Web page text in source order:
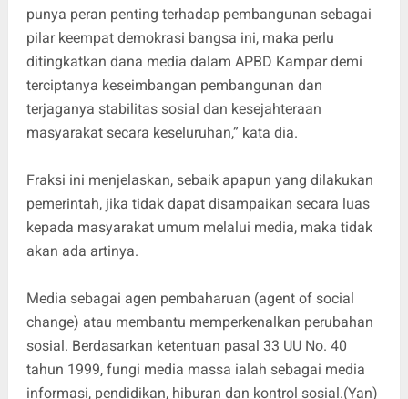
punya peran penting terhadap pembangunan sebagai
pilar keempat demokrasi bangsa ini, maka perlu
ditingkatkan dana media dalam APBD Kampar demi
terciptanya keseimbangan pembangunan dan
terjaganya stabilitas sosial dan kesejahteraan
masyarakat secara keseluruhan,” kata dia.
Fraksi ini menjelaskan, sebaik apapun yang dilakukan
pemerintah, jika tidak dapat disampaikan secara luas
kepada masyarakat umum melalui media, maka tidak
akan ada artinya.
Media sebagai agen pembaharuan (agent of social
change) atau membantu memperkenalkan perubahan
sosial. Berdasarkan ketentuan pasal 33 UU No. 40
tahun 1999, fungi media massa ialah sebagai media
informasi, pendidikan, hiburan dan kontrol sosial.(Yan)